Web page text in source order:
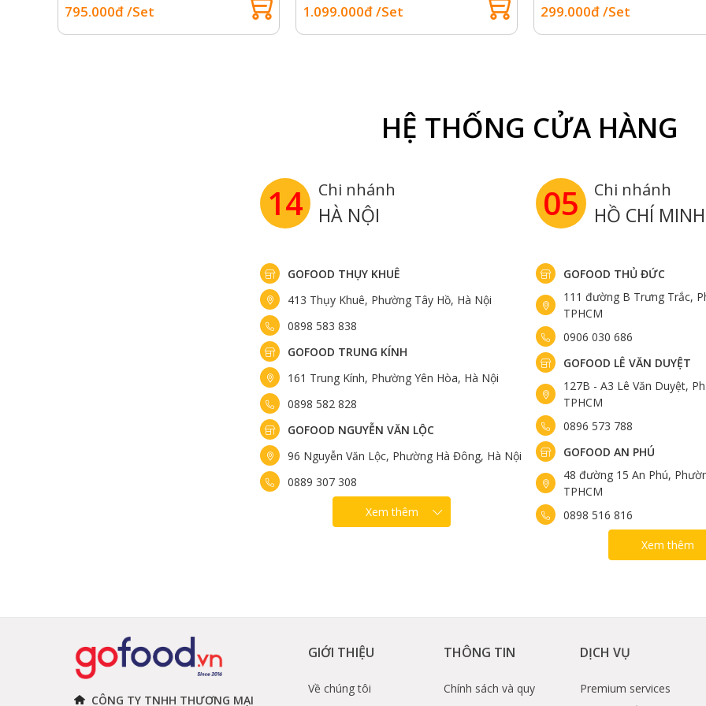
Thịt sườn hoàng đế được ướp trong sốt Bulgogi đậm vị
Combo BBQ Camping tiện lợi có sẵn tại Gofood
Tại Gofood cung cấp 4 set BBQ Camping phù hợp với từng nhóm thực khách. Quý khách có thể thoải mái lựa
combo thích hợp từ size XS, S, M, L cho bản thân và gia đình hay bạn bè.
795.000đ /Set 1.099.000đ /Set 299.000đ /Set
HỆ THỐNG CỬA HÀNG
14 Chi nhánh
HÀ NỘI
GOFOOD THỤY KHUÊ
413 Thụy Khuê, Phường Tây Hồ, Hà Nội
0898 583 838
GOFOOD TRUNG KÍNH
161 Trung Kính, Phường Yên Hòa, Hà Nội
0898 582 828
GOFOOD NGUYỄN VĂN LỘC
96 Nguyễn Văn Lộc, Phường Hà Đông, Hà Nội
0889 307 308
Xem thêm
05 Chi nhánh
HỒ CHÍ MINH
GOFOOD THỦ ĐỨC
111 đường B Trưng Trắc,
TPHCM
0906 030 686
GOFOOD LÊ VĂN DUYỆT
127B - A3 Lê Văn Duyệt,
TPHCM
0896 573 788
GOFOOD AN PHÚ
48 đường 15 An Phú,
TPHCM
0898 516 816
Xem thêm
CÔNG TY TNHH THƯƠNG MẠI
GIỚI THIỆU
Về chúng tôi
THÔNG TIN
Chính sách và quy
DỊCH VỤ
Premium services